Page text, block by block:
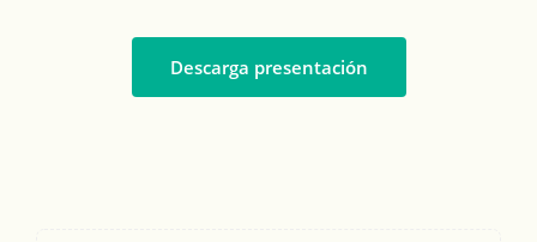
Descarga presentación